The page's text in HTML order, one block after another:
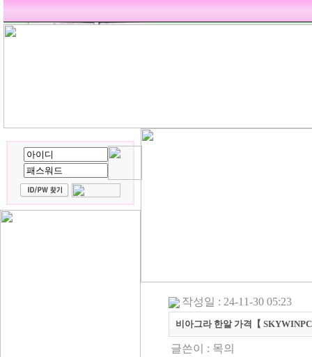
작성일 : 24-11-30 05:23
비아그라 한알 가격【
글쓴이 : 목의